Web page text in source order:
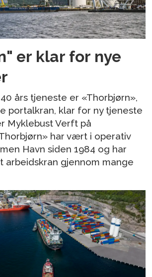
er klar for nye
års tjeneste er «Thorbjørn»,
portalkran, klar for ny tjeneste
Myklebust Verft på
har vært i operativ
Havn siden 1984 og har
gjennom mange